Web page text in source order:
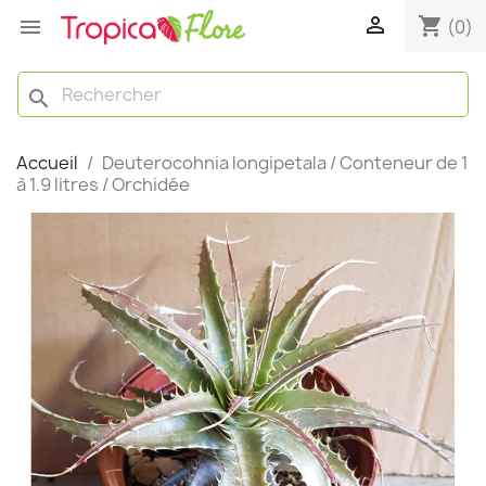
  shopping_cart (0)
search
Accueil
Deuterocohnia longipetala / Conteneur de 1
à 1.9 litres / Orchidée